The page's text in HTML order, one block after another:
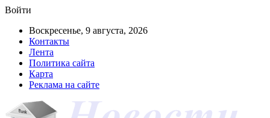
Войти
Воскресенье, 9 августа, 2026
Контакты
Лента
Политика сайта
Карта
Реклама на сайте